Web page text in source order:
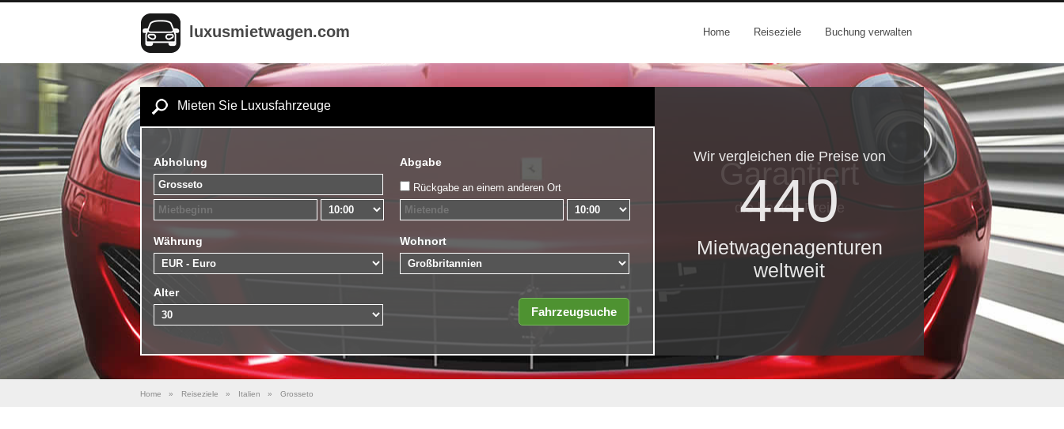
luxusmietwagen.com Home Reiseziele Buchung verwalten
Mieten Sie Luxusfahrzeuge
Abholung Abgabe
Rückgabe an einem anderen Ort
Währung Wohnort
Alter
Wir vergleichen die Preise von
440
Mietwagenagenturen
weltweit
Garantiert
die besten Preise
Home » Reiseziele » Italien » Grosseto